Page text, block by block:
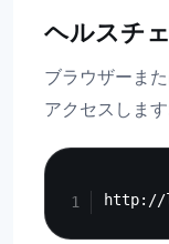
ヘルスチ
ブラウザーま
アクセスしま